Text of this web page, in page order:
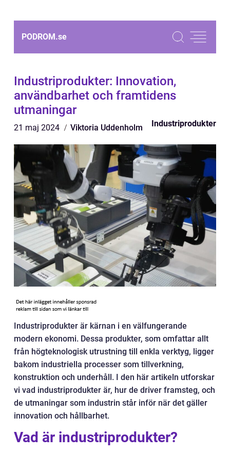
PODROM.se
Industriprodukter: Innovation,
användbarhet och framtidens
utmaningar
21 maj 2024 Viktoria Uddenholm Industriprodukter
Industriprodukter är kärnan i en välfungerande
modern ekonomi. Dessa produkter, som omfattar allt
från högteknologisk utrustning till enkla verktyg, ligger
bakom industriella processer som tillverkning,
konstruktion och underhåll. I den här artikeln utforskar
vi vad industriprodukter är, hur de driver framsteg, och
de utmaningar som industrin står inför när det gäller
innovation och hållbarhet.
Vad är industriprodukter?